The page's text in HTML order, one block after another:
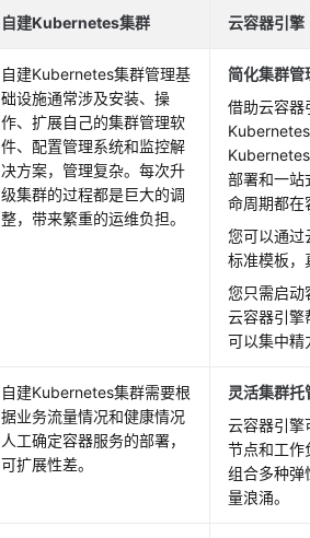
自建Kubernetes集群 云容器引擎
自建Kubernetes集群管理基
础设施通常涉及安装、操
作、扩展自己的集群管理软
件、配置管理系统和监控解
决方案，管理复杂。每次升
级集群的过程都是巨大的调
整，带来繁重的运维负担。
简化集群管
借助云容器
部署和一站
命周期都在
您可以通过
标准模板，
您只需启动
云容器引擎
可以集中精
自建Kubernetes集群需要根
据业务流量情况和健康情况
人工确定容器服务的部署，
可扩展性差。
灵活集群托
云容器引擎
节点和工作
组合多种弹
量浪涌。